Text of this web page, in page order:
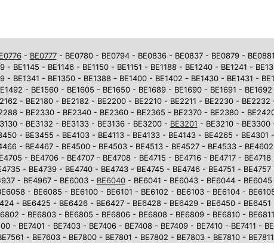
- BE0777- BE0780 - BE0794 - BE0836 - BE0837 - BE0879 -
- BE1145 - BE1146 - BE1150 - BE1151 - BE1188 - BE1240 - BE1241 -
- BE1341 - BE1350 - BE1388 - BE1400 - BE1402 - BE1430 - BE1431 -
- BE1560 - BE1605 - BE1650 - BE1689 - BE1690 - BE1691 -
- BE2180 - BE2182 - BE2200 - BE2210 - BE2211 - BE2230 -
- BE2330 - BE2340 - BE2360 - BE2365 - BE2370 - BE2380 -
- BE3132 - BE3133 - BE3136 - BE3200 - BE3201 - BE3210 -
- BE3455 - BE4103 - BE4113 - BE4133 - BE4143 - BE4265 -
- BE4467 - BE4500 - BE4503 - BE4513 - BE4527 - BE4533 -
- BE4706 - BE4707 - BE4708 - BE4715 - BE4716 - BE4717 - BE4718
- BE4739 - BE4740 - BE4743 - BE4745 - BE4746 - BE4751 -
- BE4967 - BE6003 - BE6040- BE6041 - BE6043 - BE6044 -
- BE6085 - BE6100 - BE6101 - BE6102 - BE6103 - BE6104 -
- BE6425 - BE6426 - BE6427 - BE6428 - BE6429 - BE6450 -
- BE6803 - BE6805 - BE6806 - BE6808 - BE6809 - BE6810 -
- BE7401 - BE7403 - BE7406 - BE7408 - BE7409 - BE7410 - BE7411 -
- BE7603 - BE7800 - BE7801 - BE7802 - BE7803 - BE7810 -